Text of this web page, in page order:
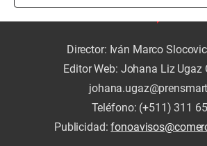
Director: Iván Marco
Editor Web: Johana Liz Ugaz
Teléfono: (+511) 311
Publicidad: